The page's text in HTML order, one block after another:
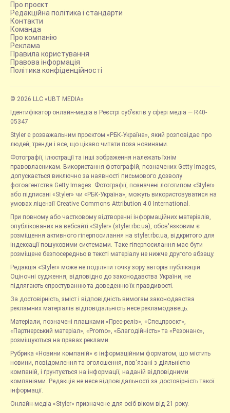
Про проєкт
Редакційна політика і стандарти
Контакти
Команда
Про компанію
Реклама
Правила користування
Правова інформація
Політика конфіденційності
© 2026 LLC «UBT MEDIA»
Ідентифікатор онлайн-медіа в Реєстрі суб’єктів у сфері медіа — R40-
05347
Styler є розважальним проєктом «РБК-Україна», який розповідає про
людей, тренди і все, що цікаво читати поза новинами.
Фотографії, ілюстрації та інші зображення належать їхнім
правовласникам. Використання фотографій, позначених Getty Images,
допускається виключно за наявності письмового дозволу
фотоагентства Getty Images. Фотографії, позначені логотипом «Styler»
або підписані «Styler» чи «РБК-Україна», можуть використовуватися на
умовах ліцензії Creative Commons Attribution 4.0 International.
При повному або частковому відтворенні інформаційних матеріалів,
опублікованих на вебсайті «Styler» (styler.rbc.ua), обов'язковим є
розміщення активного гіперпосилання на styler.rbc.ua, відкритого для
індексації пошуковими системами. Таке гіперпосилання має бути
розміщене безпосередньо в тексті матеріалу не нижче другого абзацу.
Редакція «Styler» може не поділяти точку зору авторів публікацій.
Оціночні судження, відповідно до законодавства України, не
підлягають спростуванню та доведенню їх правдивості.
За достовірність, зміст і відповідність вимогам законодавства
рекламних матеріалів відповідальність несе рекламодавець.
Матеріали, позначені плашками «Прес-реліз», «Спецпроєкт»,
«Партнерський матеріал», «Promo», «Благодійність» та «Резонанс»,
розміщуються на правах реклами.
Рубрика «Новини компаній» є інформаційним форматом, що містить
новини, повідомлення та оголошення, пов'язані з діяльністю
компаній, і ґрунтується на інформації, наданій відповідними
компаніями. Редакція не несе відповідальності за достовірність такої
інформації.
Онлайн-медіа «Styler» призначене для осіб віком від 21 року.